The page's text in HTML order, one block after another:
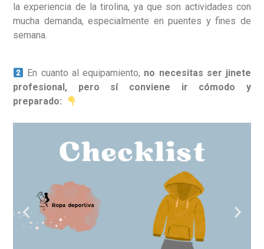
la experiencia de la tirolina, ya que son actividades con
mucha demanda, especialmente en puentes y fines de
semana.
En cuanto al equipamiento, no necesitas ser jinete
profesional, pero sí conviene ir cómodo y
preparado: